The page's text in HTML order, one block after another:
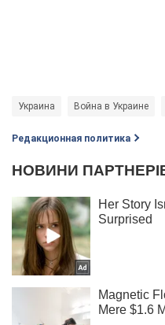
Украина Война в Украине
Редакционная политика